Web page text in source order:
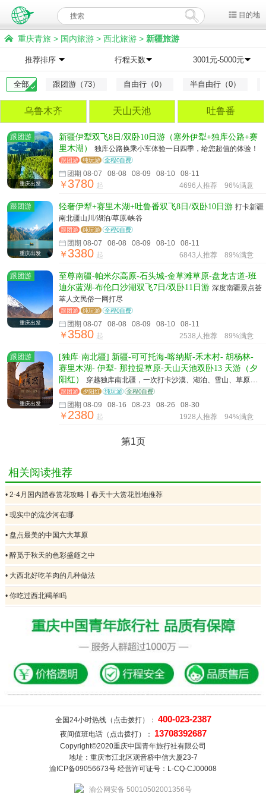
目的地
重庆青旅 > 国内旅游 > 西北旅游 > 新疆旅游
推荐排序 行程天数 3001元-5000元
全部 跟团游（73） 自由行（0） 半自由行（0）
乌鲁木齐 天山天池 吐鲁番
跟团游
重庆出发
新疆伊犁双飞8日/双卧10日游（塞外伊犁+独库公路+赛
里木湖）
独库公路换乘小车体验一日四季，给您超值的体验！
跟团游 纯玩游 全程0自费
团期 08-07 08-08 08-09 08-10 08-11
￥3780 起 4696人推荐 96%满意
跟团游
重庆出发
轻奢伊犁+赛里木湖+吐鲁番双飞8日/双卧10日游 打卡新疆
南北疆山川/湖泊/草原/峡谷
跟团游 纯玩游 全程0自费
团期 08-07 08-08 08-09 08-10 08-11
￥3380 起 6843人推荐 89%满意
跟团游
重庆出发
至尊南疆-帕米尔高原-石头城-金草滩草原-盘龙古道-班
迪尔蓝湖-布伦口沙湖双飞7日/双卧11日游 深度南疆景点荟
萃人文民俗一网打尽
跟团游 纯玩游 全程0自费
团期 08-07 08-08 08-09 08-10 08-11
￥3580 起 2538人推荐 89%满意
跟团游
重庆出发
[独库·南北疆] 新疆-可可托海-喀纳斯-禾木村- 胡杨林-
赛里木湖- 伊犁- 那拉提草原-天山天池双卧13 天游（夕
阳红）
穿越独库南北疆，一次打卡沙漠、湖泊、雪山、草原、
真正环游南北疆！
跟团游 夕阳红 纯玩游 全程0自费
团期 08-09 08-16 08-23 08-26 08-30
￥2380 起 1928人推荐 94%满意
第1页
相关阅读推荐
• 2-4月国内踏春赏花攻略丨春天十大赏花胜地推荐
• 现实中的流沙河在哪
• 盘点最美的中国六大草原
• 醉觅于秋天的色彩盛筵之中
• 大西北好吃羊肉的几种做法
• 你吃过西北羯羊吗
全国24小时热线（点击拨打）： 400-023-2387
夜间值班电话（点击拨打）： 13708392687
Copyright©2020重庆中国青年旅行社有限公司
地址：重庆市江北区观音桥中信大厦23-7
渝ICP备09056673号 经营许可证号：L-CQ-CJ00008
渝公网安备 50010502001356号